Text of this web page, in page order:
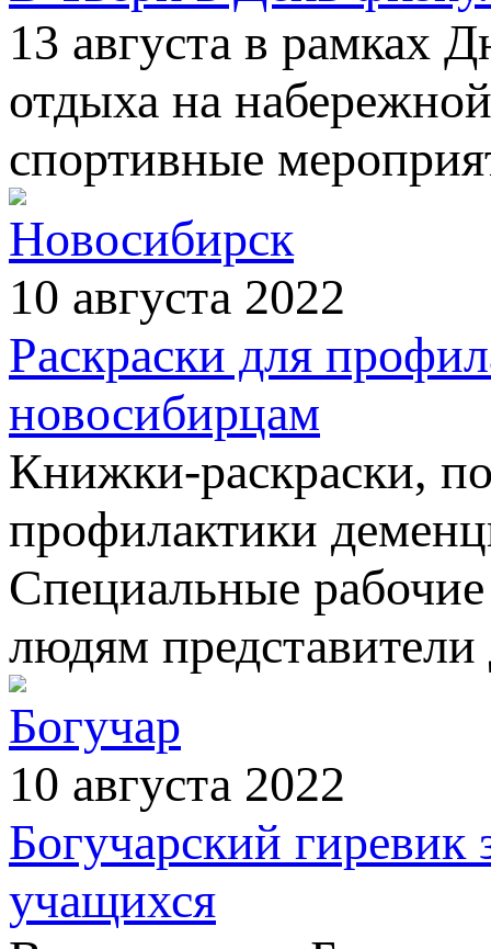
13 августа в рамках
отдыха на
спортивные
Новосибирск
10 августа 2022
Раскраски для
новосибирцам
Книжки-раскраски,
профилактики
Специальные
людям
Богучар
10 августа 2022
Богучарский гиревик
учащихся